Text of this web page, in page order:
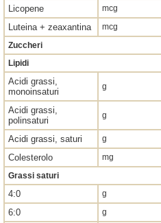
Licopene mcg
Luteina + zeaxantina mcg
Zuccheri
Lipidi
Acidi grassi,
monoinsaturi
g
Acidi grassi,
polinsaturi
g
Acidi grassi, saturi g
Colesterolo mg
Grassi saturi
4:0 g
6:0 g